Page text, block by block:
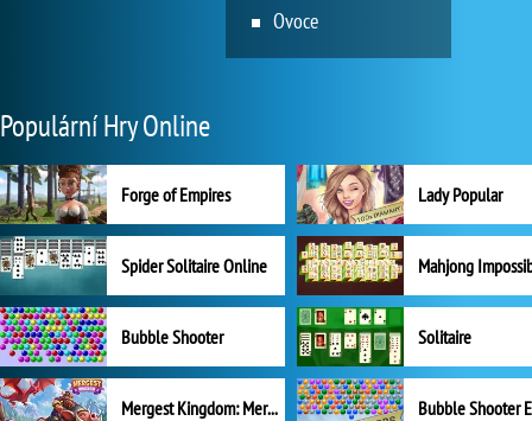
Ovoce
Populární Hry Online
Forge of Empires Lady Popular
Spider Solitaire Online Mahjong
Bubble Shooter Solitaire
Mergest Kingdom: Merge Puzzle